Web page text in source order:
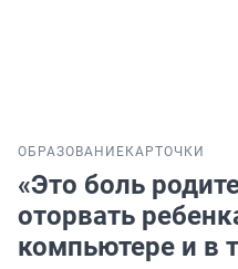
ОБРАЗОВАНИЕ КАРТОЧКИ
«Это боль
оторвать
компьютере и в